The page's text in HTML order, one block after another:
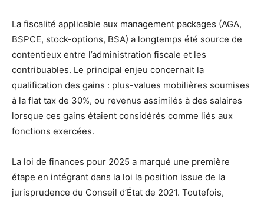
La fiscalité applicable aux management packages (AGA,
BSPCE, stock-options, BSA) a longtemps été source de
contentieux entre l’administration fiscale et les
contribuables. Le principal enjeu concernait la
qualification des gains : plus-values mobilières soumises
à la flat tax de 30%, ou revenus assimilés à des salaires
lorsque ces gains étaient considérés comme liés aux
fonctions exercées.
La loi de finances pour 2025 a marqué une première
étape en intégrant dans la loi la position issue de la
jurisprudence du Conseil d’État de 2021. Toutefois,